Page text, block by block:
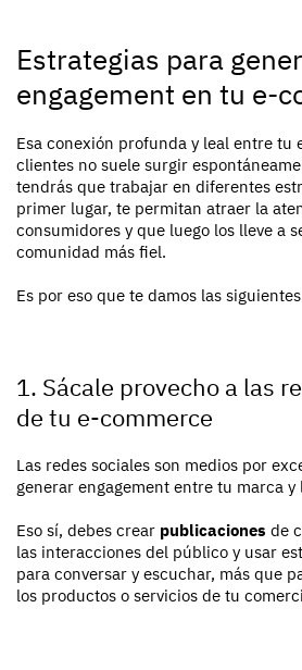
Estrategias para
engagement en tu e-
Esa conexión profunda y leal entre tu
clientes no suele surgir
tendrás que trabajar en diferentes
primer lugar, te permitan atraer la
consumidores y que luego los lleve a
comunidad más fiel.
Es por eso que te damos las
1. Sácale provecho a las
de tu e-commerce
Las redes sociales son medios por
generar engagement entre tu marca y
Eso sí, debes crear publicaciones de
las interacciones del público y usar
para conversar y escuchar, más que
los productos o servicios de tu